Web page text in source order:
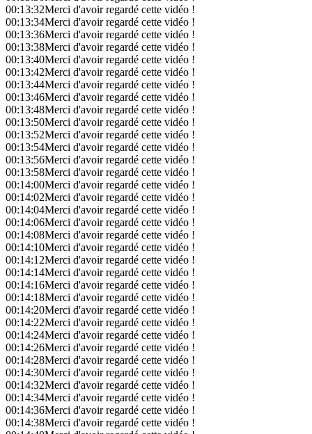
00:13:32Merci d'avoir regardé cette vidéo !
00:13:34Merci d'avoir regardé cette vidéo !
00:13:36Merci d'avoir regardé cette vidéo !
00:13:38Merci d'avoir regardé cette vidéo !
00:13:40Merci d'avoir regardé cette vidéo !
00:13:42Merci d'avoir regardé cette vidéo !
00:13:44Merci d'avoir regardé cette vidéo !
00:13:46Merci d'avoir regardé cette vidéo !
00:13:48Merci d'avoir regardé cette vidéo !
00:13:50Merci d'avoir regardé cette vidéo !
00:13:52Merci d'avoir regardé cette vidéo !
00:13:54Merci d'avoir regardé cette vidéo !
00:13:56Merci d'avoir regardé cette vidéo !
00:13:58Merci d'avoir regardé cette vidéo !
00:14:00Merci d'avoir regardé cette vidéo !
00:14:02Merci d'avoir regardé cette vidéo !
00:14:04Merci d'avoir regardé cette vidéo !
00:14:06Merci d'avoir regardé cette vidéo !
00:14:08Merci d'avoir regardé cette vidéo !
00:14:10Merci d'avoir regardé cette vidéo !
00:14:12Merci d'avoir regardé cette vidéo !
00:14:14Merci d'avoir regardé cette vidéo !
00:14:16Merci d'avoir regardé cette vidéo !
00:14:18Merci d'avoir regardé cette vidéo !
00:14:20Merci d'avoir regardé cette vidéo !
00:14:22Merci d'avoir regardé cette vidéo !
00:14:24Merci d'avoir regardé cette vidéo !
00:14:26Merci d'avoir regardé cette vidéo !
00:14:28Merci d'avoir regardé cette vidéo !
00:14:30Merci d'avoir regardé cette vidéo !
00:14:32Merci d'avoir regardé cette vidéo !
00:14:34Merci d'avoir regardé cette vidéo !
00:14:36Merci d'avoir regardé cette vidéo !
00:14:38Merci d'avoir regardé cette vidéo !